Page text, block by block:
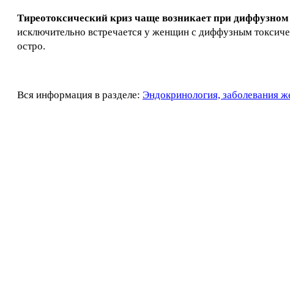
Тиреотоксический криз чаще возникает при диффузном
исключительно встречается у женщин с диффузным
остро.
Вся информация в разделе: Эндокринология, заболевания